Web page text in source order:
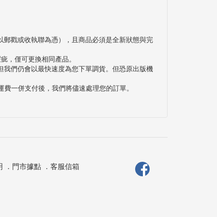
戳或收執聯為憑），且商品必須是全新狀態與完
，僅可更換相同產品。
們仍會以最快速度為您下單調貨。但恐原出版機
一併支付後，我們將儘速處理您的訂單。
． 門市據點． 客服信箱